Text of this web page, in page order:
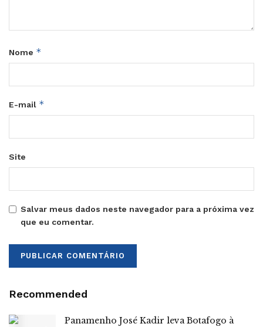
Nome *
E-mail *
Site
Salvar meus dados neste navegador para a próxima vez
que eu comentar.
Recommended
Panamenho José Kadir leva Botafogo à